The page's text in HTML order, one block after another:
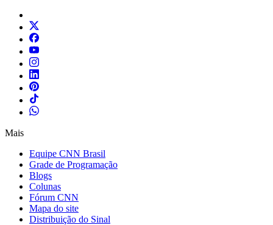
Mais
Equipe CNN Brasil
Grade de Programação
Blogs
Colunas
Fórum CNN
Mapa do site
Distribuição do Sinal